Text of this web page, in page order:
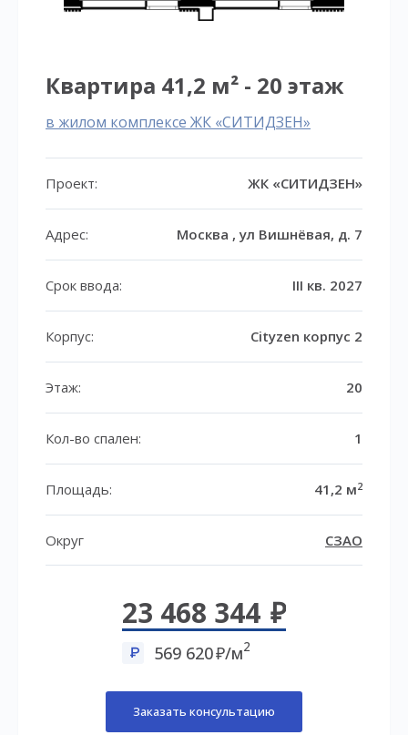
Квартира 41,2 м² - 20 этаж
в жилом комплексе ЖК «СИТИДЗЕН»
Проект: ЖК «СИТИДЗЕН»
Адрес: Москва , ул Вишнёвая, д. 7
Срок ввода: III кв. 2027
Корпус: Cityzen корпус 2
Этаж: 20
Кол-во спален: 1
Площадь: 41,2 м2
Округ СЗАО
23 468 344
569 620 /м2
Заказать консультацию